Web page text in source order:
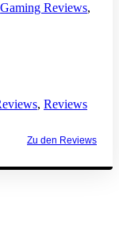
Gaming Reviews,
, Reviews
Zu den Reviews